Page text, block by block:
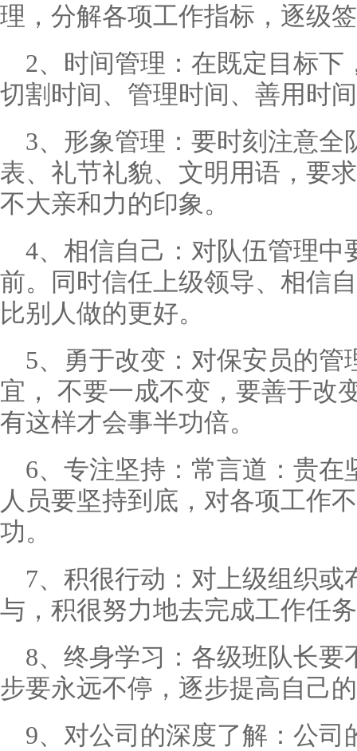
理，分解各项工作指标，逐级
2、时间管理：在既定目标
切割时间、管理时间、善用时
3、形象管理：要时刻注意全
表、礼节礼貌、文明用语，要
不大亲和力的印象。
4、相信自己：对队伍管理中
前。同时信任上级领导、相信
比别人做的更好。
5、勇于改变：对保安员的管
宜， 不要一成不变，要善于改
有这样才会事半功倍。
6、专注坚持：常言道：贵
人员要坚持到底，对各项工作
功。
7、积很行动：对上级组织
与，积很努力地去完成工作任
8、终身学习：各级班队长
步要永远不停，逐步提高自己
9、对公司的深度了解：公司